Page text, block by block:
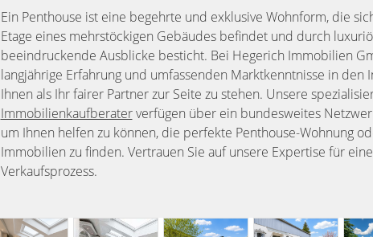
Ein Penthouse ist eine begehrte und exklusive Wohnform, die
Etage eines mehrstöckigen Gebäudes befindet und durch
beeindruckende Ausblicke besticht. Bei Hegerich Immobilien
langjährige Erfahrung und umfassenden Marktkenntnisse in den
Ihnen als Ihr fairer Partner zur Seite zu stehen. Unsere
Immobilienkaufberaterverfügen über ein bundesweites
um Ihnen helfen zu können, die perfekte Penthouse-Wohnung
Immobilien zu finden. Vertrauen Sie auf unsere Expertise für
Verkaufsprozess.